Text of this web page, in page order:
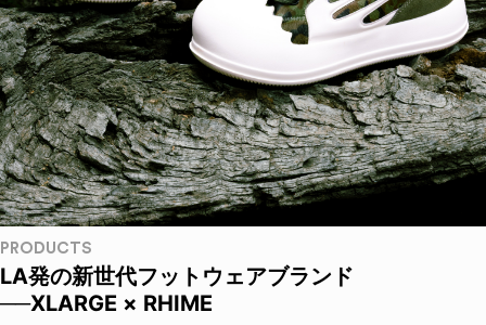
PRODUCTS
LA発の新世代フットウェアブランド
──XLARGE × RHIME